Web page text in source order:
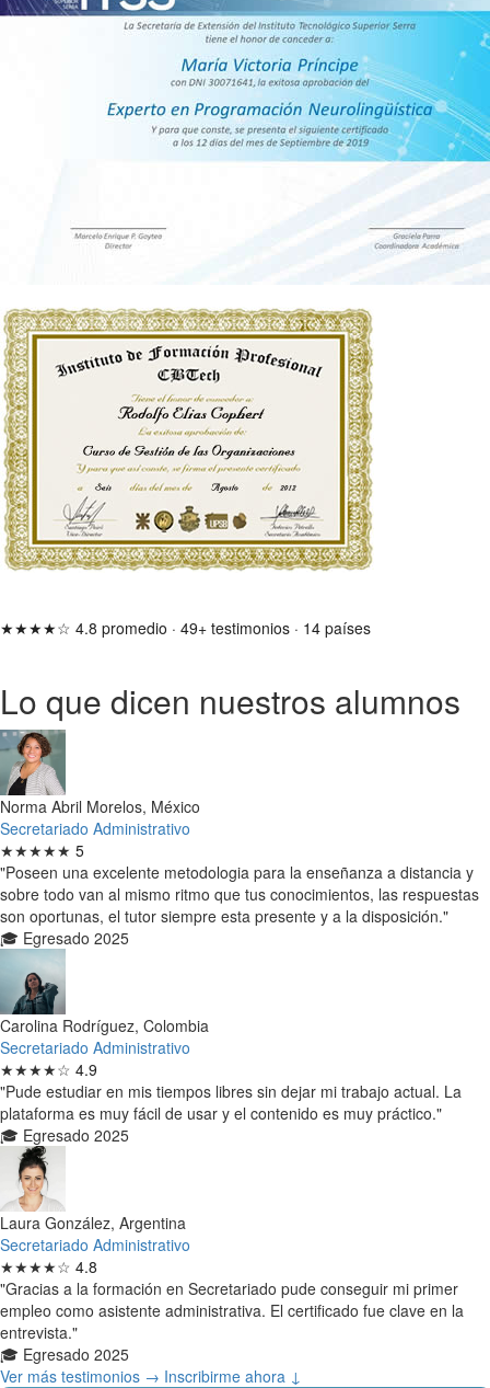
★★★★☆ 4.8 promedio · 49+ testimonios · 14 países
Lo que dicen nuestros alumnos
Norma Abril Morelos, México
Secretariado Administrativo
★★★★★ 5
"Poseen una excelente metodologia para la enseñanza a distancia y
sobre todo van al mismo ritmo que tus conocimientos, las respuestas
son oportunas, el tutor siempre esta presente y a la disposición."
🎓 Egresado 2025
Carolina Rodríguez, Colombia
Secretariado Administrativo
★★★★☆ 4.9
"Pude estudiar en mis tiempos libres sin dejar mi trabajo actual. La
plataforma es muy fácil de usar y el contenido es muy práctico."
🎓 Egresado 2025
Laura González, Argentina
Secretariado Administrativo
★★★★☆ 4.8
"Gracias a la formación en Secretariado pude conseguir mi primer
empleo como asistente administrativa. El certificado fue clave en la
entrevista."
🎓 Egresado 2025
Ver más testimonios → Inscribirme ahora ↓